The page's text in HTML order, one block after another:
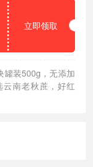
立即领取
罐装500g，无添加
南老秋蔗，好红